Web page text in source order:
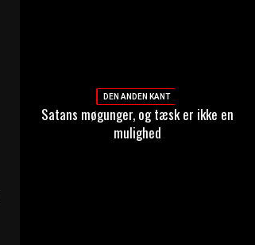
DEN ANDEN KANT
Satans møgunger, og tæsk er ikke en
mulighed